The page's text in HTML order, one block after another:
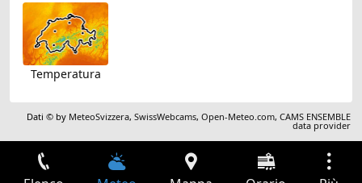
Temperatura
Dati © by MeteoSvizzera,SwissWebcams,Open-Meteo.com,CAMS ENSEMBLE
data provider